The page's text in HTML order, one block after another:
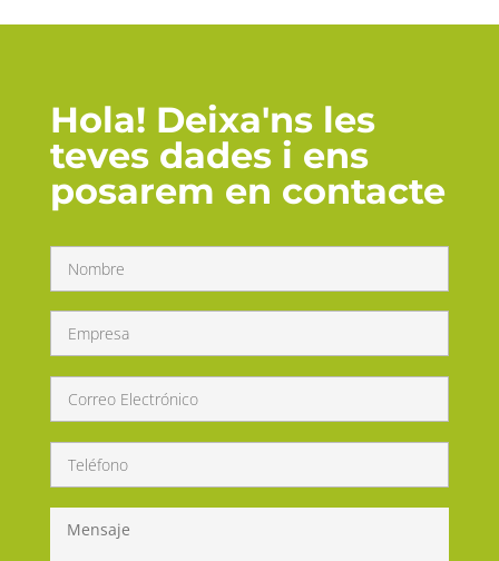
Hola! Deixa'ns les
teves dades i ens
posarem en contacte